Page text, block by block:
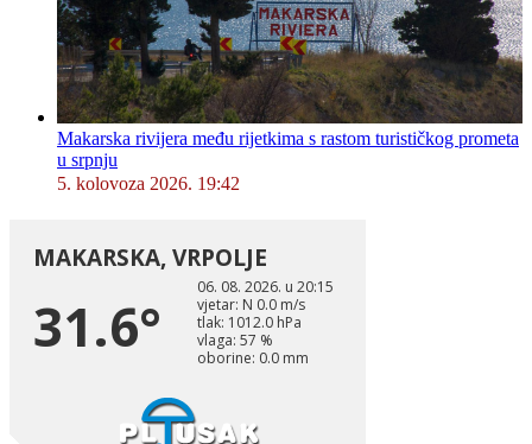
Makarska rivijera među rijetkima s rastom turističkog prometa
u srpnju
5. kolovoza 2026. 19:42